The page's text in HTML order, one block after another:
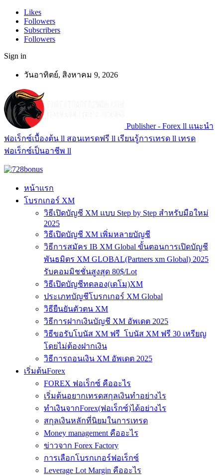
Likes
Followers
Subscribers
Followers
Sign in
วันอาทิตย์, สิงหาคม 9, 2026
Publisher - Forex ll แนะนำ
ฟอเร็กซ์เบื้องต้น ll สอนเทรดฟรี ll เรียนรู้การเทรด ll เทรด
ฟอเร็กซ์เป็นอาชีพ ll
หน้าแรก
โบรกเกอร์ XM
วิธีเปิดบัญชี XM แบบ Step by Step สำหรับมือใหม่
2025
วิธีเปิดบัญชี XM เพิ่มหลายบัญชี
วิธีการสมัคร IB XM Global ขั้นตอนการเปิดบัญชี
พันธมิตร XM GLOBAL(Partners xm Global) 2025
รับคอมมิชชั่นสูงสุด 80$/Lot
วิธีเปิดบัญชีทดลอง(เดโม)XM
ประเภทบัญชีโบรกเกอร์ XM Global
วิธียืนยันตัวตน XM
วิธีการฝากเงินบัญชี XM อัพเดต 2025
วิธีขอรับโบนัส XM ฟรี โบนัส XM ฟรี 30 เหรียญ
โดยไม่ต้องฝากเงิน
วิธีการถอนเงิน XM อัพเดต 2025
เริ่มต้นForex
FOREX ฟอเร็กซ์ คืออะไร
เริ่มต้นอยากเทรดสกุลเงินทำอย่างไร
ทำเงินจากForex(ฟอเร็กซ์)ได้อย่างไร
สกุลเงินหลักที่นิยมในการเทรด
Money management คืออะไร
ข่าวจาก Forex Factory
การเลือกโบรกเกอร์ฟอเร็กซ์
Leverage Lot Margin คืออะไร